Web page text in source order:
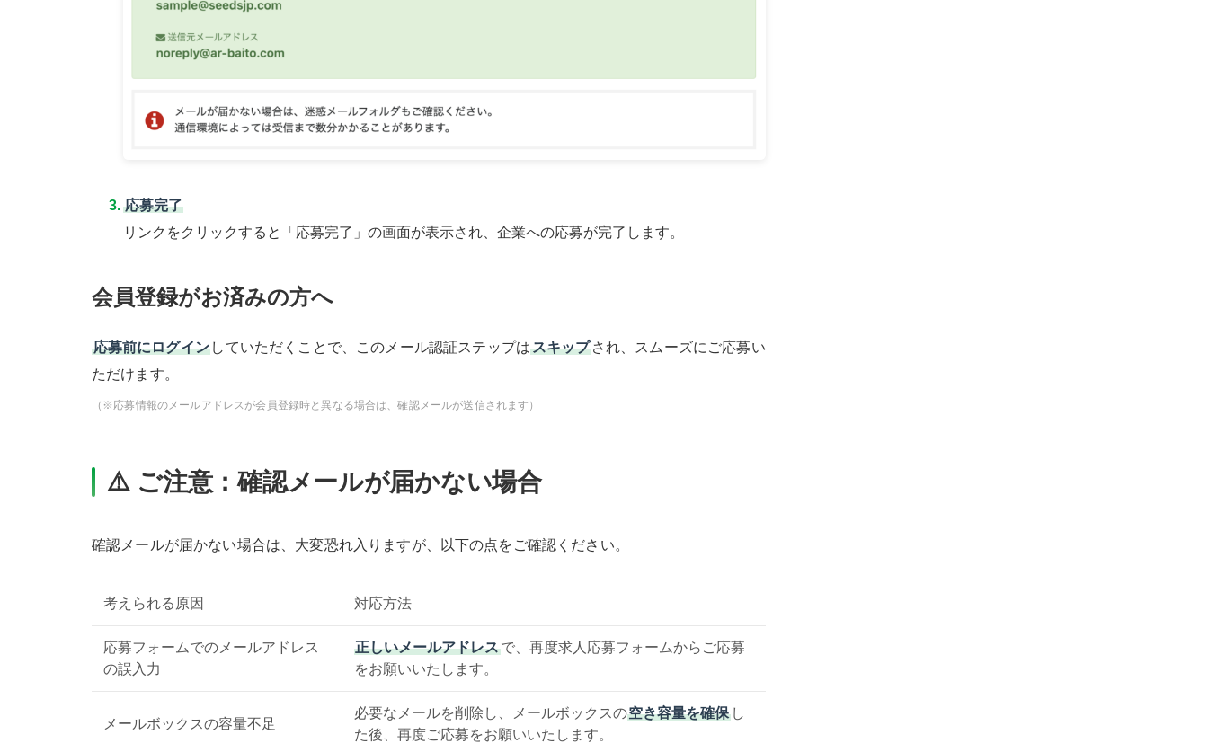
応募完了
リンクをクリックすると「応募完了」の画面が表示され、企業への応募が完了します。
会員登録がお済みの方へ
応募前にログイン していただくことで、このメール認証ステップはスキップされ、スムーズにご応募い
ただけます。
（※応募情報のメールアドレスが会員登録時と異なる場合は、確認メールが送信されます）
⚠️ ご注意：確認メールが届かない場合
確認メールが届かない場合は、大変恐れ入りますが、以下の点をご確認ください。
考えられる原因 対応方法
応募フォームでのメールアドレス
の誤入力
正しいメールアドレスで、再度求人応募フォームからご応募
をお願いいたします。
メールボックスの容量不足
必要なメールを削除し、メールボックスの空き容量を確保し
た後、再度ご応募をお願いいたします。